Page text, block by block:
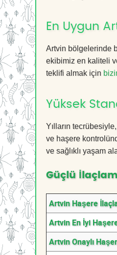
En Uygun
Artvin bölgelerinde
ekibimiz en kaliteli
teklifi almak için
Yüksek
Yılların
ve haşere
ve sağlıklı yaşam
Güçlü
Artvin Haşere
Artvin En İyi
Artvin Onaylı